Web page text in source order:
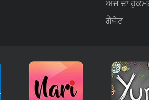
ਅੱਜ ਦਾ
ਗੈਜੇਟ